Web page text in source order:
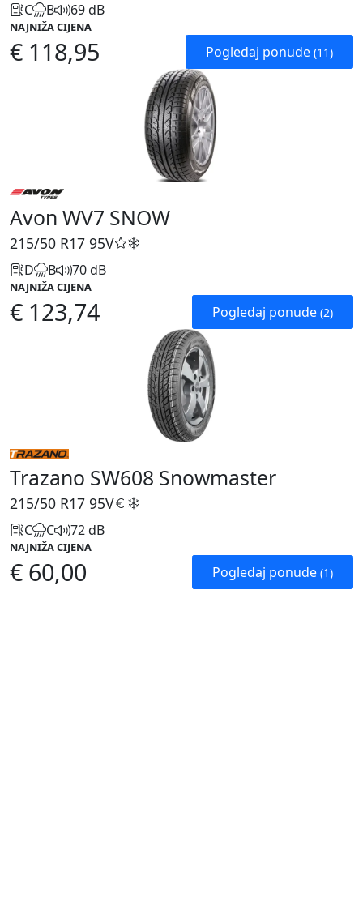
C B 69 dB
NAJNIŽA CIJENA
€ 118,95 Pogledaj ponude (11)
Avon WV7 SNOW
215/50 R17 95V
D B 70 dB
NAJNIŽA CIJENA
€ 123,74 Pogledaj ponude (2)
Trazano SW608 Snowmaster
215/50 R17 95V
C C 72 dB
NAJNIŽA CIJENA
€ 60,00 Pogledaj ponude (1)